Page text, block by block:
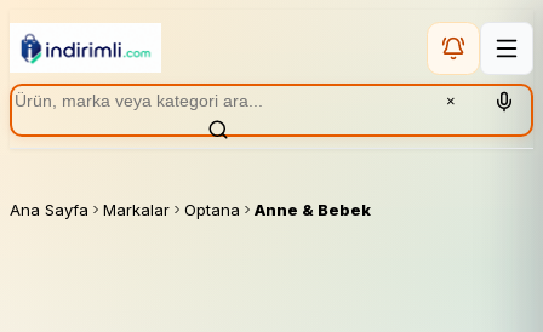
×
Ana Sayfa Markalar Optana Anne & Bebek